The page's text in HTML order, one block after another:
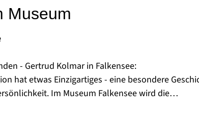
Museum
- Gertrud Kolmar in Falkensee:
hat etwas Einzigartiges - eine besondere
Im Museum Falkensee wird die
mit der Lebensgeschichte und dem Werk der